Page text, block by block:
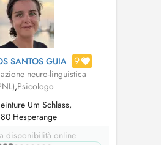
SANTOS GUIA 9
neuro-linguistica
,Psicologo
Um Schlass,
Hesperange
disponibilità online